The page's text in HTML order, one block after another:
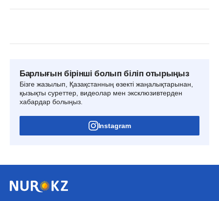
Барлығын бірінші болып біліп отырыңыз
Бізге жазылып, Қазақстанның өзекті жаңалықтарынан,
қызықты суреттер, видеолар мен эксклюзивтерден
хабардар болыңыз.
Instagram